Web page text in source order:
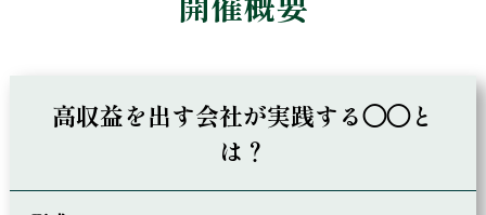
高収益を出す会社が実践する◯◯と
は？